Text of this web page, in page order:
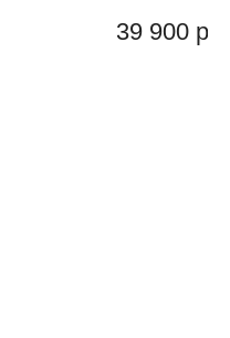
39 900 р.